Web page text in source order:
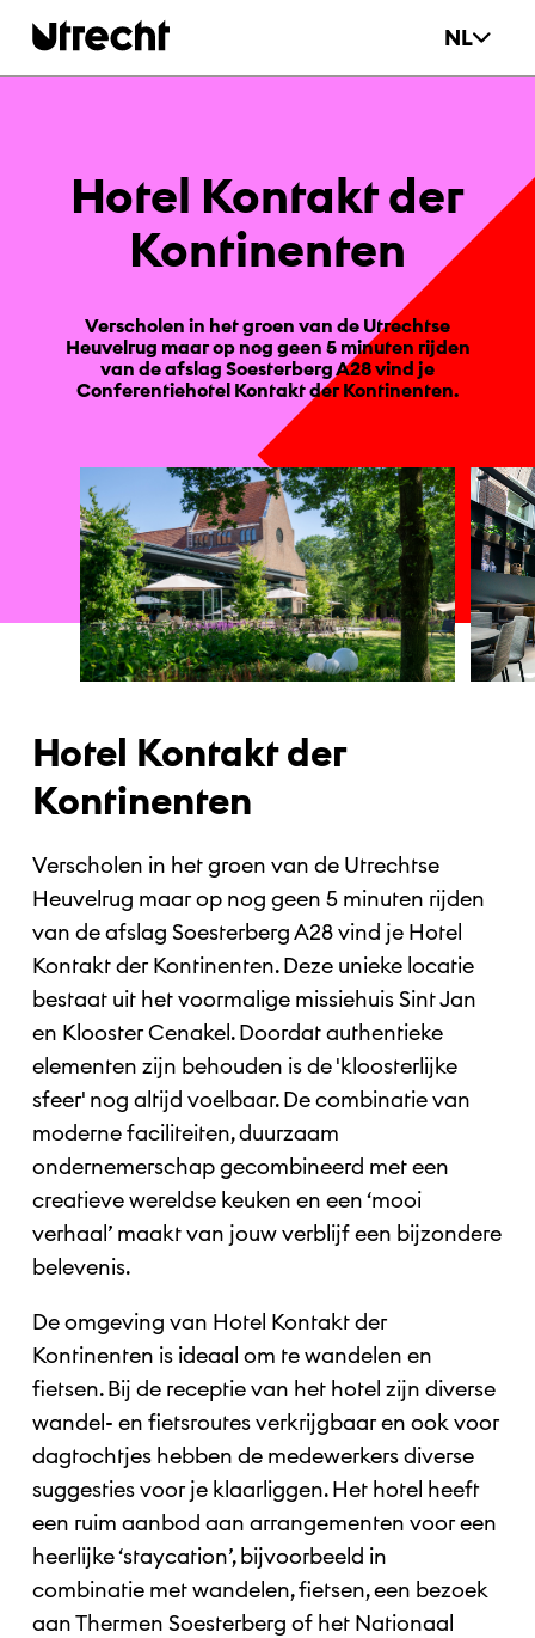
NL
Ho­tel Kon­takt der
Kon­ti­nen­ten
Verscholen in het groen van de Utrechtse
Heuvelrug maar op nog geen 5 minuten rijden
van de afslag Soesterberg A28 vind je
Conferentiehotel Kontakt der Kontinenten.
Hotel Kontakt der
Kontinenten
Verscholen in het groen van de Utrechtse
Heuvelrug maar op nog geen 5 minuten rijden
van de afslag Soesterberg A28 vind je Hotel
Kontakt der Kontinenten. Deze unieke locatie
bestaat uit het voormalige missiehuis Sint Jan
en Klooster Cenakel. Doordat authentieke
elementen zijn behouden is de 'kloosterlijke
sfeer' nog altijd voelbaar. De combinatie van
moderne faciliteiten, duurzaam
ondernemerschap gecombineerd met een
creatieve wereldse keuken en een ‘mooi
verhaal’ maakt van jouw verblijf een bijzondere
belevenis.
De omgeving van Hotel Kontakt der
Kontinenten is ideaal om te wandelen en
fietsen. Bij de receptie van het hotel zijn diverse
wandel- en fietsroutes verkrijgbaar en ook voor
dagtochtjes hebben de medewerkers diverse
suggesties voor je klaarliggen. Het hotel heeft
een ruim aanbod aan arrangementen voor een
heerlijke ‘staycation’, bijvoorbeeld in
combinatie met wandelen, fietsen, een bezoek
aan Thermen Soesterberg of het Nationaal